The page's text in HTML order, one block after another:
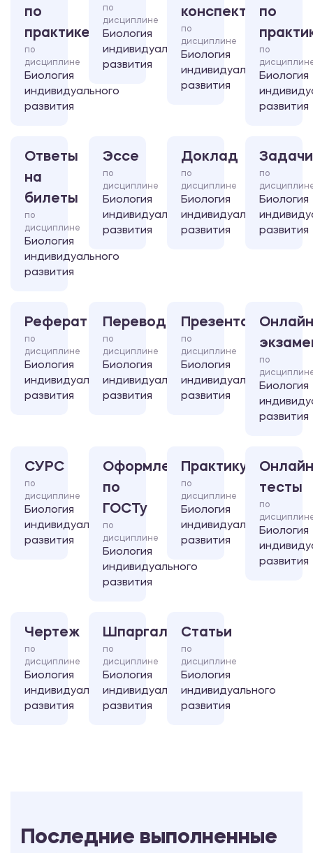
по
практике
по
дисциплине
Биология
индивидуального
развития
по
дисциплине
Биология
индивидуального
развития
конспект
по
дисциплине
Биология
индивидуального
развития
по
по
Биология
развития
Ответы
на
билеты
по
дисциплине
Биология
индивидуального
развития
Эссе
по
дисциплине
Биология
индивидуального
развития
Доклад
по
дисциплине
Биология
индивидуального
развития
Задачи
по
Биология
развития
Реферат
по
дисциплине
Биология
индивидуального
развития
Перевод
по
дисциплине
Биология
индивидуального
развития
Презентация
по
дисциплине
Биология
индивидуального
развития
по
Биология
развития
СУРС
по
дисциплине
Биология
индивидуального
развития
Оформление
по
ГОСТу
по
дисциплине
Биология
индивидуального
развития
Практикум
по
дисциплине
Биология
индивидуального
развития
тесты
по
Биология
развития
Чертеж
по
дисциплине
Биология
индивидуального
развития
Шпаргалка
по
дисциплине
Биология
индивидуального
развития
Статьи
по
дисциплине
Биология
индивидуального
развития
Последние выполненные